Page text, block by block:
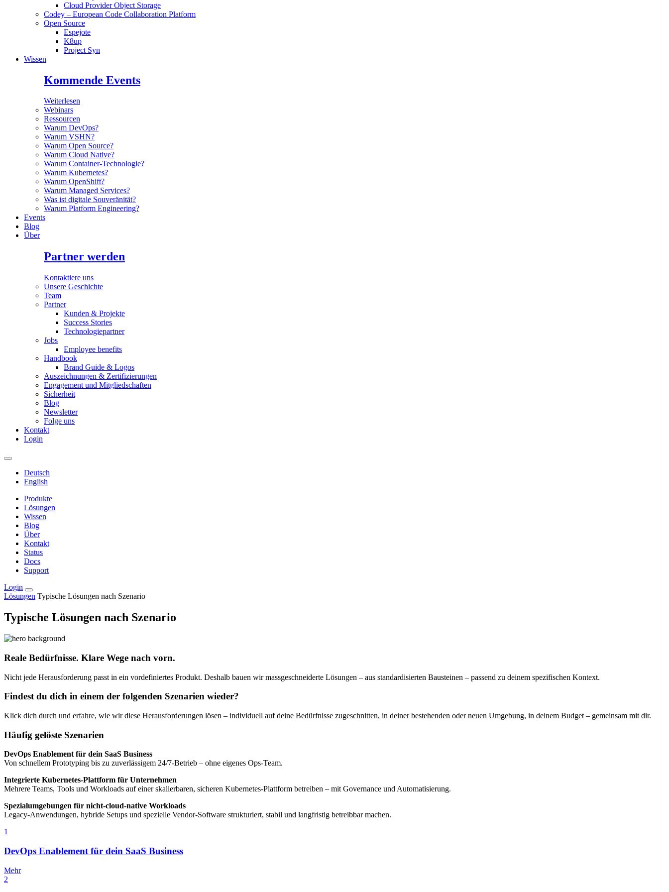
Cloud Provider Object Storage
Codey – European Code Collaboration Platform
Open Source
Espejote
K8up
Project Syn
Wissen
Kommende Events
Weiterlesen
Webinars
Ressourcen
Warum DevOps?
Warum VSHN?
Warum Open Source?
Warum Cloud Native?
Warum Container-Technologie?
Warum Kubernetes?
Warum OpenShift?
Warum Managed Services?
Was ist digitale Souveränität?
Warum Platform Engineering?
Events
Blog
Über
Partner werden
Kontaktiere uns
Unsere Geschichte
Team
Partner
Kunden & Projekte
Success Stories
Technologiepartner
Jobs
Employee benefits
Handbook
Brand Guide & Logos
Auszeichnungen & Zertifizierungen
Engagement und Mitgliedschaften
Sicherheit
Blog
Newsletter
Folge uns
Kontakt
Login
Deutsch
English
Produkte
Lösungen
Wissen
Blog
Über
Kontakt
Status
Docs
Support
Login
Lösungen Typische Lösungen nach Szenario
Typische Lösungen nach Szenario
Reale Bedürfnisse. Klare Wege nach vorn.
Nicht jede Herausforderung passt in ein vordefiniertes Produkt. Deshalb bauen wir massgeschneiderte Lösungen – aus standardisierten Bausteinen – passend zu deinem spezifischen Kontext.
Findest du dich in einem der folgenden Szenarien wieder?
Klick dich durch und erfahre, wie wir diese Herausforderungen lösen – individuell auf deine Bedürfnisse zugeschnitten, in deiner bestehenden oder neuen Umgebung, in deinem Budget – gemeinsam mit dir.
Häufig gelöste Szenarien
DevOps Enablement für dein SaaS Business
Von schnellem Prototyping bis zu zuverlässigem 24/7-Betrieb – ohne eigenes Ops-Team.
Integrierte Kubernetes-Plattform für Unternehmen
Mehrere Teams, Tools und Workloads auf einer skalierbaren, sicheren Kubernetes-Plattform betreiben – mit Governance und Automatisierung.
Spezialumgebungen für nicht-cloud-native Workloads
Legacy-Anwendungen, hybride Setups und spezielle Vendor-Software strukturiert, stabil und langfristig betreibbar machen.
1
DevOps Enablement für dein SaaS Business
Mehr
2